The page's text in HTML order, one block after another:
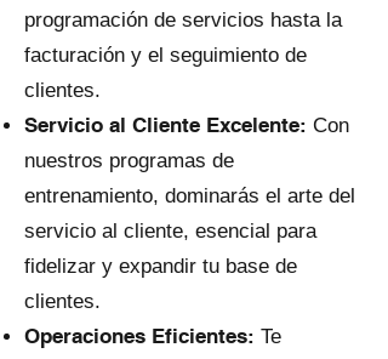
programación de servicios hasta la
facturación y el seguimiento de
clientes.
Servicio al Cliente Excelente: Con
nuestros programas de
entrenamiento, dominarás el arte del
servicio al cliente, esencial para
fidelizar y expandir tu base de
clientes.
Operaciones Eficientes: Te